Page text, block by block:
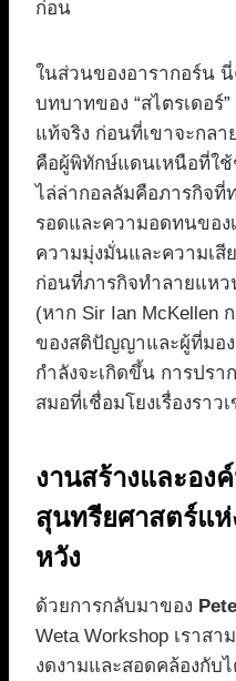
ก่อน
ในส่วนของอารากอร์น
บทบาทของ “สไตรเดอร์
แท้จริง ก่อนที่เขาจะกลา
คือผู้พิทักษ์แดนเหนือที่ใ
ไล่ล่ากอลลัมคือภารกิจที่
รอดและความอดทนของ
ความมุ่งมั่นและความเสี
ก่อนที่ภารกิจทำลายแห
(หาก Sir Ian McKellen
ของสติปัญญาและผู้ที่มอ
กำลังจะเกิดขึ้น การปรา
สมอที่เชื่อมโยงเรื่องราว
งานสร้างและอง
สุนทรียศาสตร์แห่
หวัง
ด้วยการกลับมาของ
Weta Workshop เราส
งดงามและสอดคล้องกับ